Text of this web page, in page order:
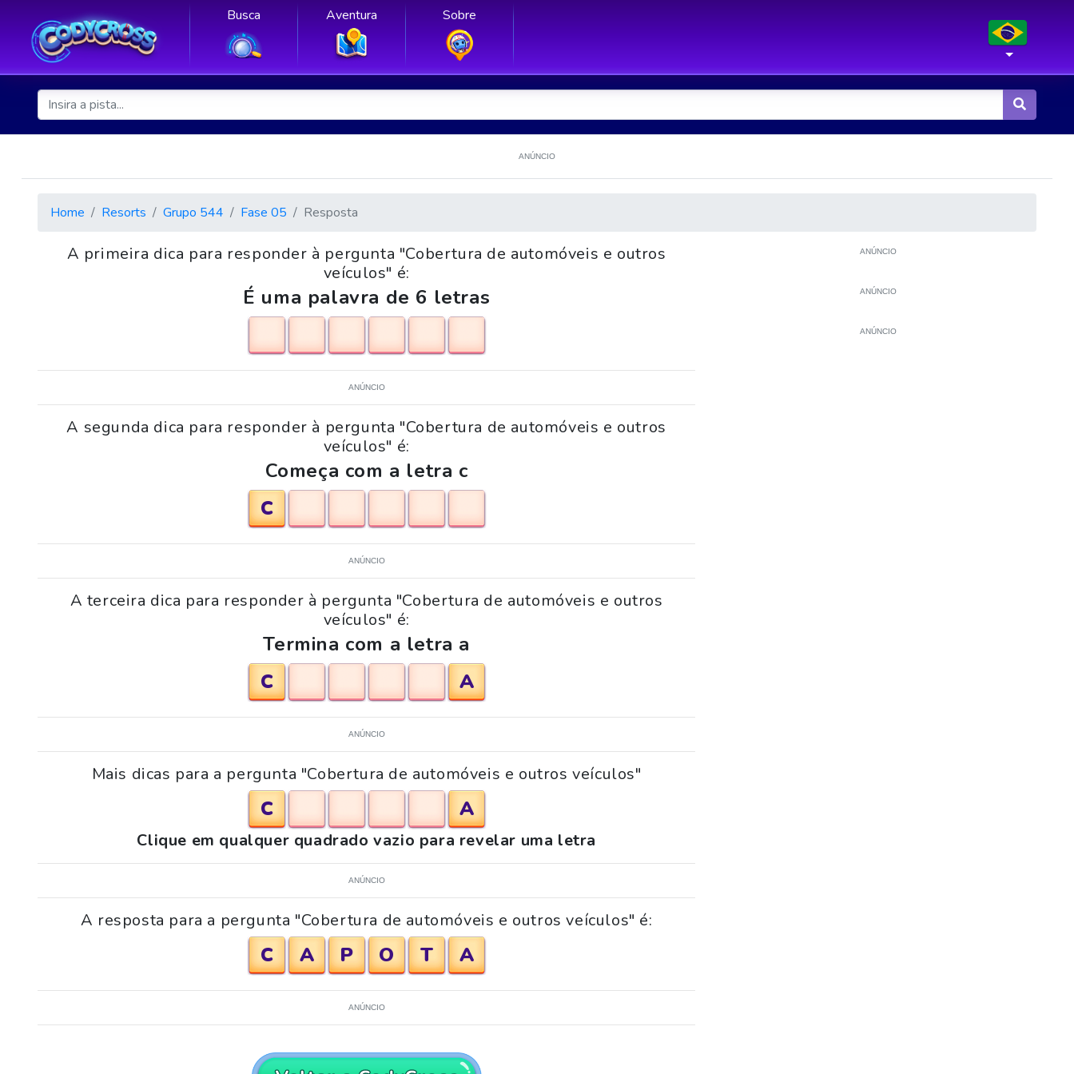
Busca Aventura Sobre
ANÚNCIO
Home Resorts Grupo 544 Fase 05 Resposta
A primeira dica para responder à pergunta "Cobertura de automóveis e outros
veículos" é:
É uma palavra de 6 letras
ANÚNCIO
A segunda dica para responder à pergunta "Cobertura de automóveis e outros
veículos" é:
Começa com a letra c
C
ANÚNCIO
A terceira dica para responder à pergunta "Cobertura de automóveis e outros
veículos" é:
Termina com a letra a
C
A
ANÚNCIO
Mais dicas para a pergunta "Cobertura de automóveis e outros veículos"
C A
Clique em qualquer quadrado vazio para revelar uma letra
ANÚNCIO
A resposta para a pergunta "Cobertura de automóveis e outros veículos" é:
C A P O T A
ANÚNCIO
ANÚNCIO
ANÚNCIO
ANÚNCIO